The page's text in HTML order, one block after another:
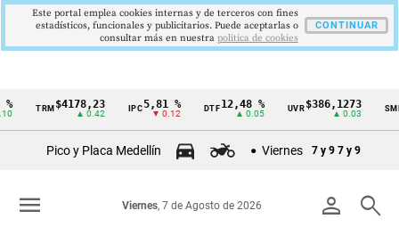
Cintillo
Colombia
TRM$4178,23
▲ 0.42
IPC5,81 %
▼ 0.12
DTF12,48 %
▲ 0.05
UVR$386,1273
▲ 0.03
Pico y Placa Medellín Viernes 7 y 9 7 y 9
person search
Viernes, 7 de Agosto de 2026
menu
Este portal emplea cookies internas y de terceros con fines
estadísticos, funcionales y publicitarios. Puede aceptarlas o
consultar más en nuestra politica de cookies
CONTINUAR